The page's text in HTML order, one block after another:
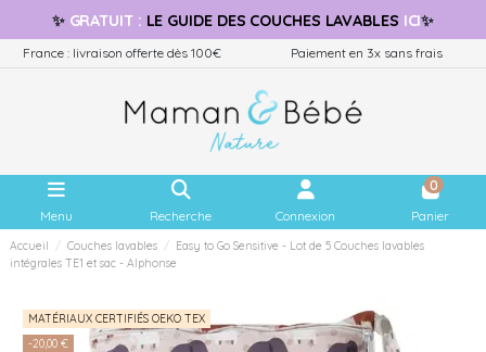
✨ GRATUIT: LE GUIDE DES COUCHES LAVABLES ICI✨
France : livraison offerte dès 100€ Paiement en 3x sans frais
Menu Recherche Connexion
0
Panier
Accueil Couches lavables
Easy to Go Sensitive - Lot de 5 Couches lavables
intégrales TE1 et sac - Alphonse
MATÉRIAUX CERTIFIÉS OEKO TEX
-20,00 €